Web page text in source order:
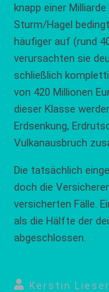
knapp einer
Sturm/Hagel
häufiger auf (rund
verursachten sie
schließlich
von 420 Millionen
dieser Klasse
Erdsenkung,
Vulkanausbruch
Die tatsächlich
doch die
versicherten Fälle.
als die Hälfte der
abgeschlossen.
Kerstin Lieser